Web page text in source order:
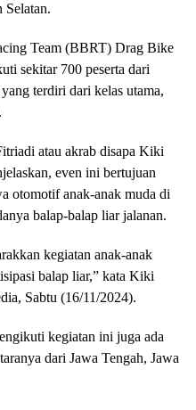
Selatan.
Team (BBRT) Drag Bike
sekitar 700 peserta dari
terdiri dari kelas utama,
atau akrab disapa Kiki
even ini bertujuan
otomotif anak-anak muda di
balap-balap liar jalanan.
kegiatan anak-anak
balap liar,” kata Kiki
Sabtu (16/11/2024).
kegiatan ini juga ada
dari Jawa Tengah, Jawa